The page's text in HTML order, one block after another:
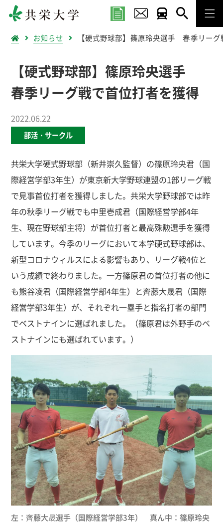
お知らせ 【硬式野球部】篠原玲央選手 春季リー
【硬式野球部】篠原玲央選手
春季リーグ戦で首位打者を獲得
2022.06.22
部活・サークル
共栄大学硬式野球部（新井崇久監督）の篠原玲央君（国
際経営学部3年生）が東京新大学野球連盟の1部リーグ戦
で見事首位打者を獲得しました。共栄大学野球部では昨
年の秋季リーグ戦でも中里壱成君（国際経営学部4年
生、現在野球部主将）が首位打者と最高殊勲選手を獲得
しています。今季のリーグにおいて本学硬式野球部は、
新型コロナウィルスによる影響もあり、リーグ戦4位と
いう成績で終わりました。一方篠原君の首位打者の他に
も熊谷凌君（国際経営学部4年生）と齊藤大晟君（国際
経営学部3年生）が、それぞれ一塁手と指名打者の部門
でベストナインに選ばれました。（篠原君は外野手のベ
ストナインにも選ばれています。）
左：齊藤大晟選手（国際経営学部3年） 真ん中：篠原玲央